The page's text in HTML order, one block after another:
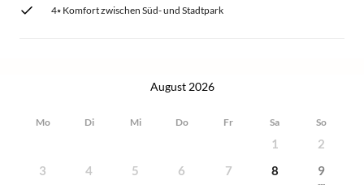
4⭑ Komfort zwischen Süd- und Stadtpark
August 2026
Mo Di Mi Do Fr Sa So
1
2
3
4 5 6 7 8 9
---